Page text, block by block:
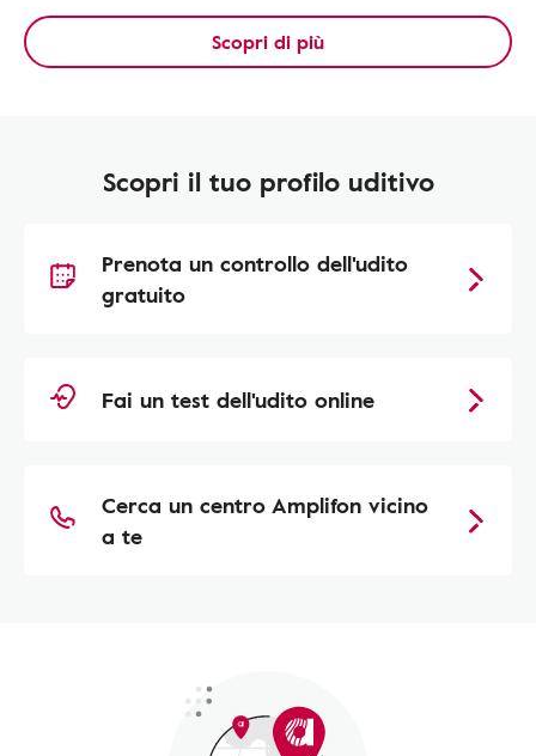
Scopri di più
Scopri il tuo profilo uditivo
Prenota un controllo dell'udito
gratuito
Fai un test dell'udito online
Cerca un centro Amplifon vicino
a te